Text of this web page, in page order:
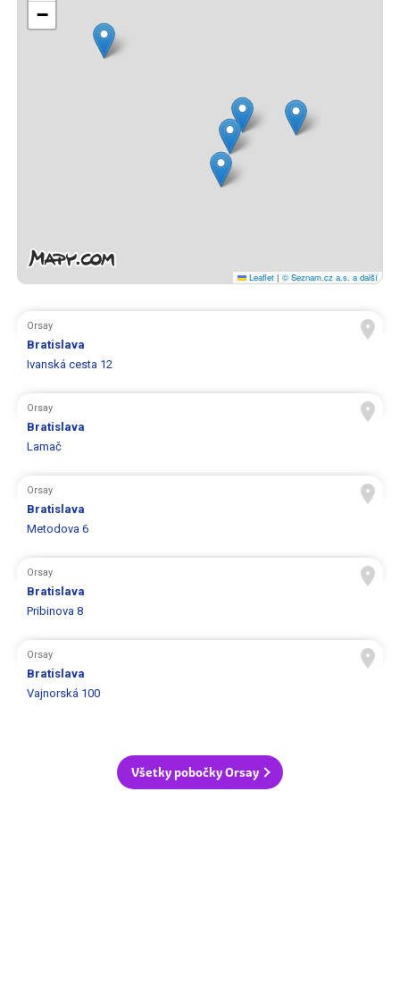
−
Leaflet | © Seznam.cz a.s. a další
Orsay
Bratislava
Ivanská cesta 12
Orsay
Bratislava
Lamač
Orsay
Bratislava
Metodova 6
Orsay
Bratislava
Pribinova 8
Orsay
Bratislava
Vajnorská 100
Všetky pobočky Orsay